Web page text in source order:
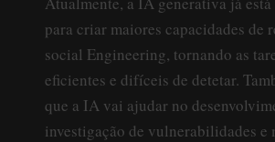
para criar maiores capacidades de
social Engineering, tornando as
eficientes e difíceis de detetar.
que a IA vai ajudar no
investigação de vulnerabilidades e